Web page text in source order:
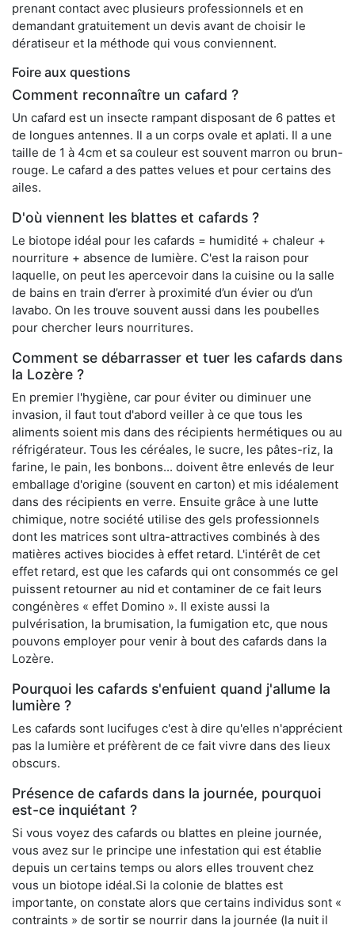
prenant contact avec plusieurs professionnels et en
demandant gratuitement un devis avant de choisir le
dératiseur et la méthode qui vous conviennent.
Foire aux questions
Comment reconnaître un cafard ?
Un cafard est un insecte rampant disposant de 6 pattes et
de longues antennes. Il a un corps ovale et aplati. Il a une
taille de 1 à 4cm et sa couleur est souvent marron ou brun-
rouge. Le cafard a des pattes velues et pour certains des
ailes.
D'où viennent les blattes et cafards ?
Le biotope idéal pour les cafards = humidité + chaleur +
nourriture + absence de lumière. C'est la raison pour
laquelle, on peut les apercevoir dans la cuisine ou la salle
de bains en train d’errer à proximité d’un évier ou d’un
lavabo. On les trouve souvent aussi dans les poubelles
pour chercher leurs nourritures.
Comment se débarrasser et tuer les cafards dans
la Lozère ?
En premier l'hygiène, car pour éviter ou diminuer une
invasion, il faut tout d'abord veiller à ce que tous les
aliments soient mis dans des récipients hermétiques ou au
réfrigérateur. Tous les céréales, le sucre, les pâtes-riz, la
farine, le pain, les bonbons... doivent être enlevés de leur
emballage d'origine (souvent en carton) et mis idéalement
dans des récipients en verre. Ensuite grâce à une lutte
chimique, notre société utilise des gels professionnels
dont les matrices sont ultra-attractives combinés à des
matières actives biocides à effet retard. L'intérêt de cet
effet retard, est que les cafards qui ont consommés ce gel
puissent retourner au nid et contaminer de ce fait leurs
congénères « effet Domino ». Il existe aussi la
pulvérisation, la brumisation, la fumigation etc, que nous
pouvons employer pour venir à bout des cafards dans la
Lozère.
Pourquoi les cafards s'enfuient quand j'allume la
lumière ?
Les cafards sont lucifuges c'est à dire qu'elles n'apprécient
pas la lumière et préfèrent de ce fait vivre dans des lieux
obscurs.
Présence de cafards dans la journée, pourquoi
est-ce inquiétant ?
Si vous voyez des cafards ou blattes en pleine journée,
vous avez sur le principe une infestation qui est établie
depuis un certains temps ou alors elles trouvent chez
vous un biotope idéal.Si la colonie de blattes est
importante, on constate alors que certains individus sont «
contraints » de sortir se nourrir dans la journée (la nuit il